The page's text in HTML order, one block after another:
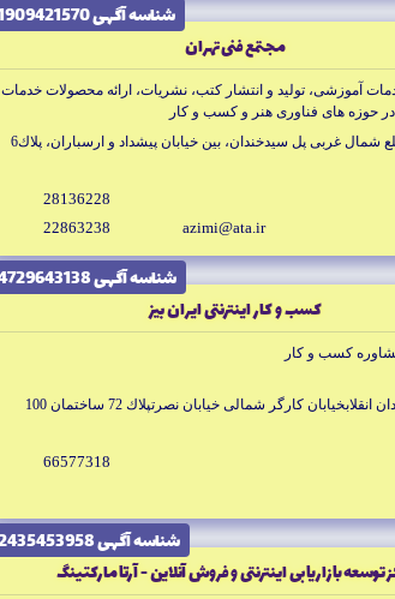
شناسه آگهى 1909421570
مجتمع فنى تهران
آموزشى، توليد و انتشار كتب، نشريات، ارائه محصولات خدمات
شمال غربى پل سيدخندان، بين خيابان پيشداد و ارسباران، پلاك6
azimi@ata.ir
28136228
22863238
شناسه آگهى 4729643138
كسب و كار اينترنتى ايران بيز
كسب و كار
تهران ميدان انقلابخيابان كارگر شمالى خيابان نصرتپلاك 72 ساختمان 100
66577318
شناسه آگهى 2435453958
توسعه بازاريابى اينترنتى و فروش آنلاين - آرتا ماركتينگ